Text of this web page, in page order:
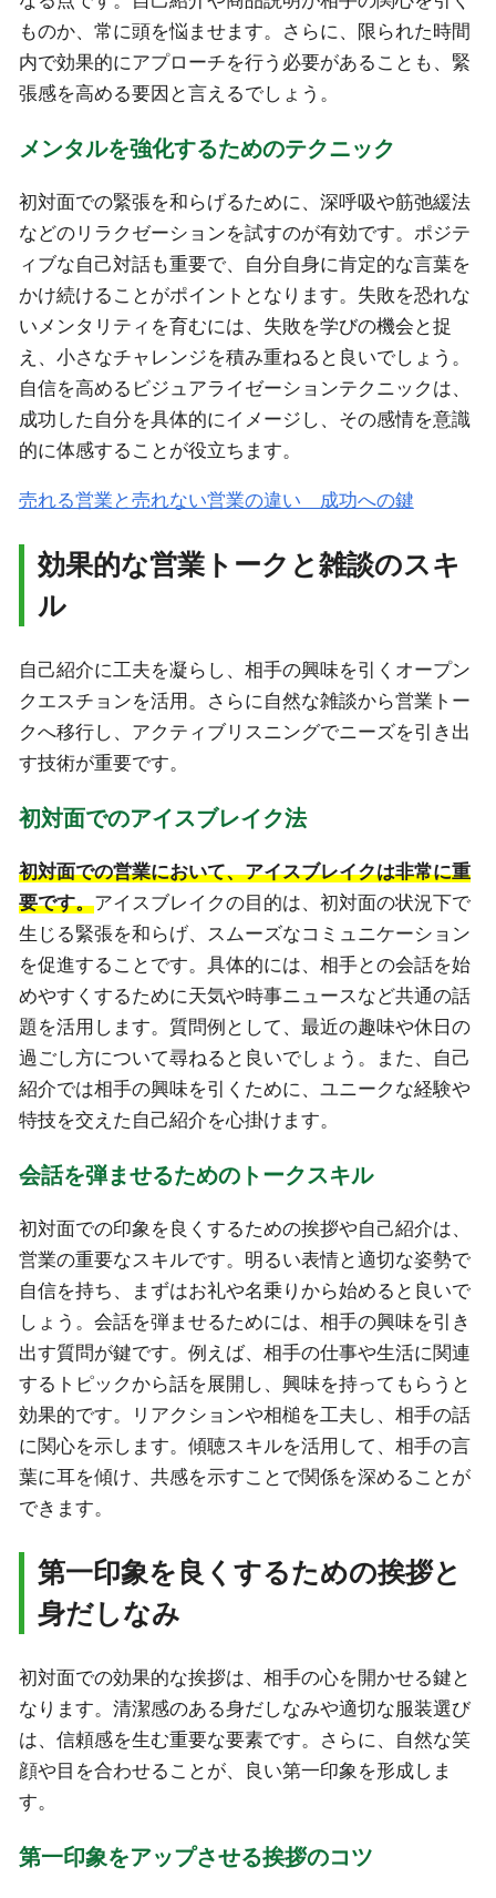
ものか、常に頭を悩ませます。さらに、限られた時間
内で効果的にアプローチを行う必要があることも、緊
張感を高める要因と言えるでしょう。
メンタルを強化するためのテクニック
初対面での緊張を和らげるために、深呼吸や筋弛緩法
などのリラクゼーションを試すのが有効です。ポジテ
ィブな自己対話も重要で、自分自身に肯定的な言葉を
かけ続けることがポイントとなります。失敗を恐れな
いメンタリティを育むには、失敗を学びの機会と捉
え、小さなチャレンジを積み重ねると良いでしょう。
自信を高めるビジュアライゼーションテクニックは、
成功した自分を具体的にイメージし、その感情を意識
的に体感することが役立ちます。
売れる営業と売れない営業の違い 成功への鍵
効果的な営業トークと雑談のスキ
ル
自己紹介に工夫を凝らし、相手の興味を引くオープン
クエスチョンを活用。さらに自然な雑談から営業トー
クへ移行し、アクティブリスニングでニーズを引き出
す技術が重要です。
初対面でのアイスブレイク法
初対面での営業において、アイスブレイクは非常に重
要です。アイスブレイクの目的は、初対面の状況下で
生じる緊張を和らげ、スムーズなコミュニケーション
を促進することです。具体的には、相手との会話を始
めやすくするために天気や時事ニュースなど共通の話
題を活用します。質問例として、最近の趣味や休日の
過ごし方について尋ねると良いでしょう。また、自己
紹介では相手の興味を引くために、ユニークな経験や
特技を交えた自己紹介を心掛けます。
会話を弾ませるためのトークスキル
初対面での印象を良くするための挨拶や自己紹介は、
営業の重要なスキルです。明るい表情と適切な姿勢で
自信を持ち、まずはお礼や名乗りから始めると良いで
しょう。会話を弾ませるためには、相手の興味を引き
出す質問が鍵です。例えば、相手の仕事や生活に関連
するトピックから話を展開し、興味を持ってもらうと
効果的です。リアクションや相槌を工夫し、相手の話
に関心を示します。傾聴スキルを活用して、相手の言
葉に耳を傾け、共感を示すことで関係を深めることが
できます。
第一印象を良くするための挨拶と
身だしなみ
初対面での効果的な挨拶は、相手の心を開かせる鍵と
なります。清潔感のある身だしなみや適切な服装選び
は、信頼感を生む重要な要素です。さらに、自然な笑
顔や目を合わせることが、良い第一印象を形成しま
す。
第一印象をアップさせる挨拶のコツ